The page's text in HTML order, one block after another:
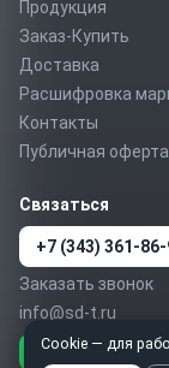
Продукция
Заказ-Купить
Доставка
Расшифровка
Контакты
Публичная оферта
Связаться
+7 (343) 361-
Заказать звонок
info@sd-t.ru
WhatsApp
Cookie — для